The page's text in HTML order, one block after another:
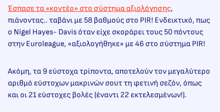
Έσπασε τα «κοντέρ» στο σύστημα αξιολόγησης,
πιάνοντας.. ταβάνι με 58 βαθμούς στο PIR! Ενδεικτικό, πως
ο Nigel Hayes- Davis όταν είχε σκοράρει τους 50 πόντους
στην Euroleague, «αξιολογήθηκε» με 46 στο σύστημα PIR!
Ακόμη, τα 9 εύστοχα τρίποντα, αποτελούν τον μεγαλύτερο
αριθμό εύστοχων μακρινών σουτ τη φετινή σεζόν, όπως
και οι 21 εύστοχες βολές (έναντι 22 εκτελεσμένων!).